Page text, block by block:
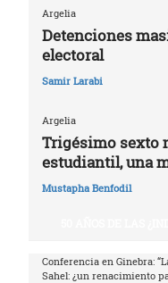
Argelia
Detenciones
electoral
Samir Larabi
Argelia
Trigésimo sexto
estudiantil, una
Mustapha Benfodil
Conferencia en Ginebra:
Sahel: ¿un renacimiento